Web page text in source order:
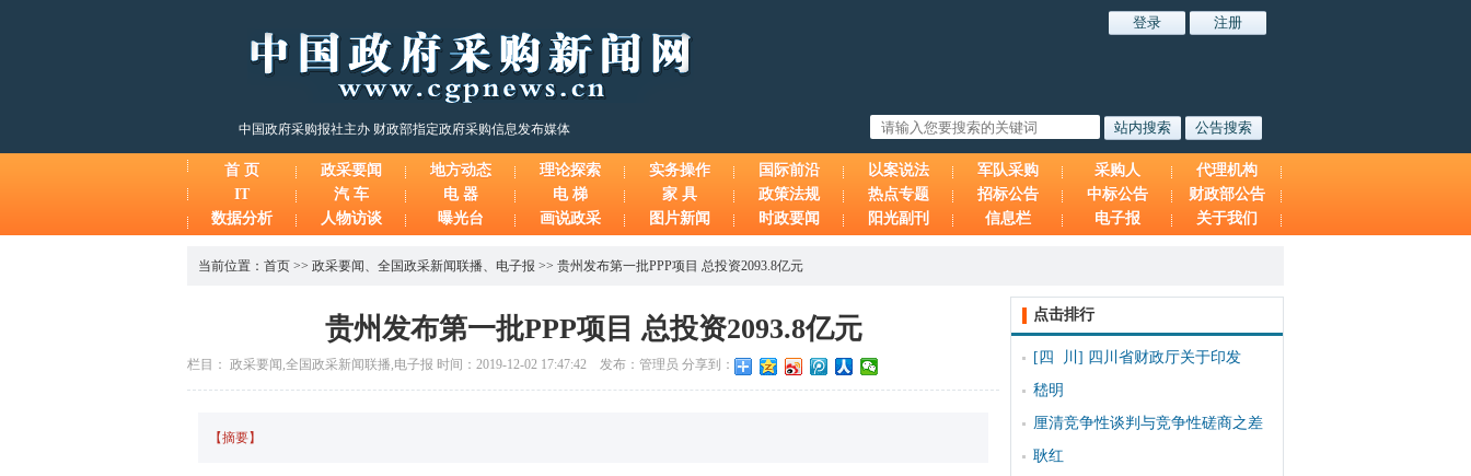
中国政府采购报社主办 财政部指定政府采购信息发布媒体
首 页 政采要闻 地方动态 理论探索 实务操作 国际前沿 以案说法 军队采购 采购人
代理机构
IT
汽 车 电 器 电 梯 家 具 政策法规 热点专题 招标公告 中标公告
财政部公告
数据分析
人物访谈 曝光台 画说政采 图片新闻 时政要闻 阳光副刊 信息栏 电子报 关于我们
当前位置： 首页 >> 政采要闻 、 全国政采新闻联播、 电子报 >> 贵州发布第一批PPP项目 总投资2093.8亿元
贵州发布第一批PPP项目 总投资2093.8亿元
栏目： 政采要闻,全国政采新闻联播,电子报 时间：2019-12-02 17:47:42 发布：管理员 分享到：
【摘要】
点击排行
[四 川] 四川省财政厅关于印发
嵇明
厘清竞争性谈判与竞争性磋商之差
耿红